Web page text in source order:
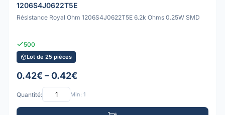
1206S4J0622T5E
Résistance Royal Ohm 1206S4J0622T5E 6.2k Ohms 0.25W SMD
500
Lot de 25 pièces
0.42€ – 0.42€
Quantité: Min: 1